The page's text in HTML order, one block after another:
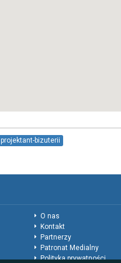
projektant-bizuterii
O nas
Kontakt
Partnerzy
Patronat Medialny
Polityka prywatności